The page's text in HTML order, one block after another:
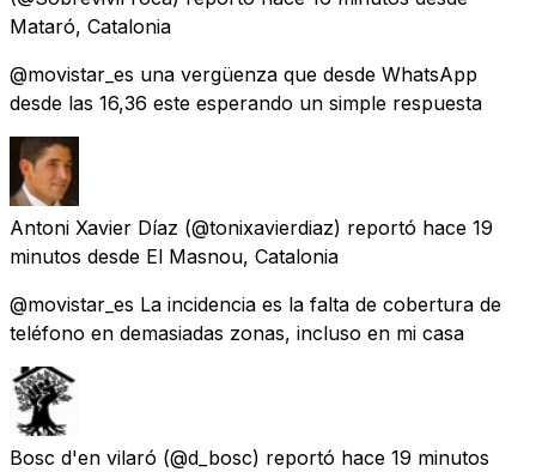
Mataró, Catalonia
@movistar_es una vergüenza que desde WhatsApp
desde las 16,36 este esperando un simple respuesta
Antoni Xavier Díaz (@tonixavierdiaz) reportó hace 19
minutos desde El Masnou, Catalonia
@movistar_es La incidencia es la falta de cobertura de
teléfono en demasiadas zonas, incluso en mi casa
Bosc d'en vilaró (@d_bosc) reportó hace 19 minutos